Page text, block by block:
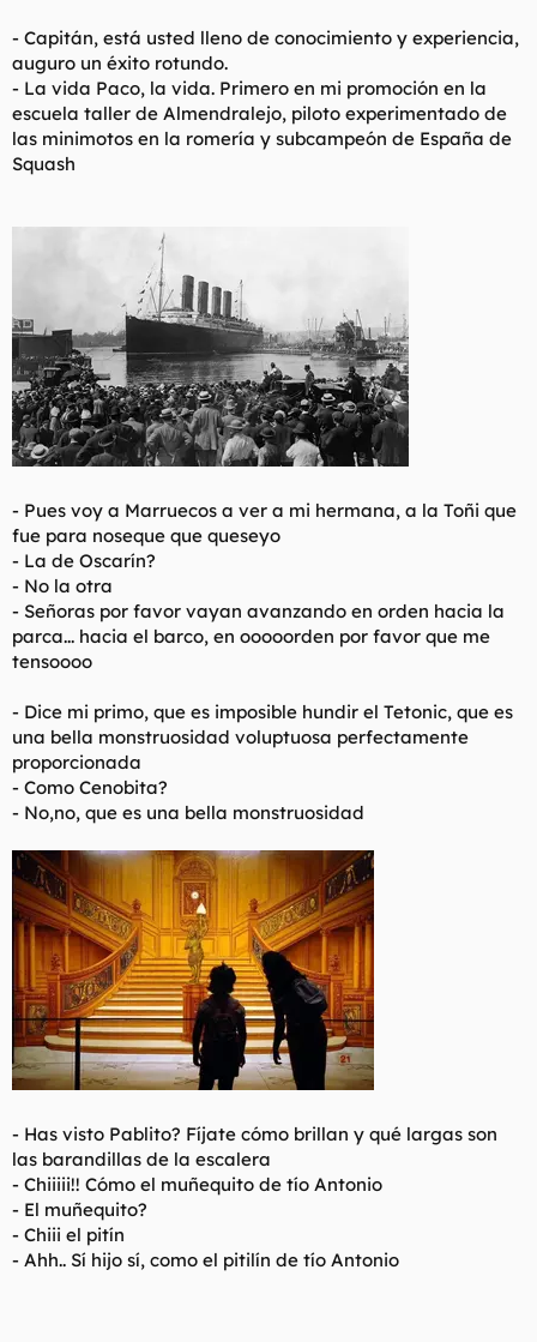
- Capitán, está usted lleno de conocimiento y experiencia,
auguro un éxito rotundo.
- La vida Paco, la vida. Primero en mi promoción en la
escuela taller de Almendralejo, piloto experimentado de
las minimotos en la romería y subcampeón de España de
Squash
- Pues voy a Marruecos a ver a mi hermana, a la Toñi que
fue para noseque que queseyo
- La de Oscarín?
- No la otra
- Señoras por favor vayan avanzando en orden hacia la
parca... hacia el barco, en ooooorden por favor que me
tensoooo
- Dice mi primo, que es imposible hundir el Tetonic, que es
una bella monstruosidad voluptuosa perfectamente
proporcionada
- Como Cenobita?
- No,no, que es una bella monstruosidad
- Has visto Pablito? Fíjate cómo brillan y qué largas son
las barandillas de la escalera
- Chiiiii!! Cómo el muñequito de tío Antonio
- El muñequito?
- Chiii el pitín
- Ahh.. Sí hijo sí, como el pitilín de tío Antonio